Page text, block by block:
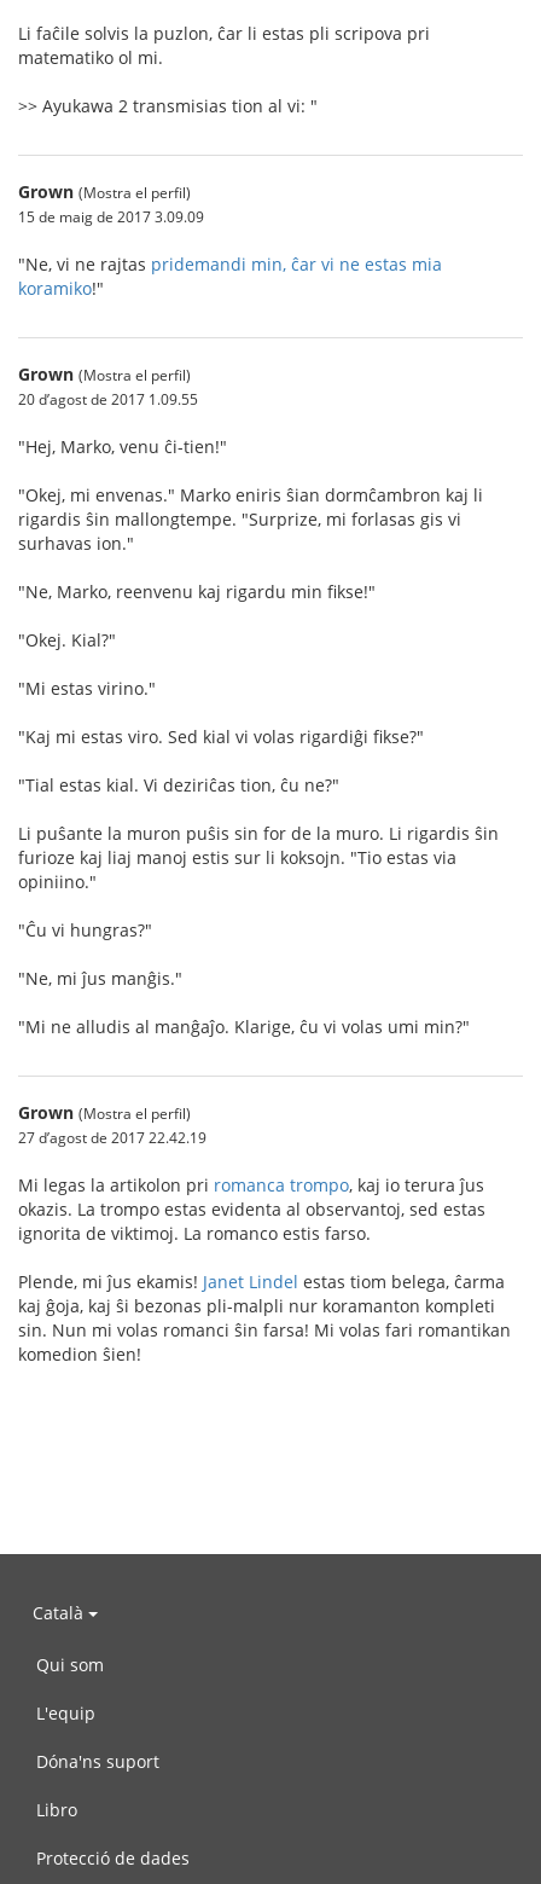
Li faĉile solvis la puzlon, ĉar li estas pli scripova pri
matematiko ol mi.
>> Ayukawa 2 transmisias tion al vi: "
Grown (Mostra el perfil)
15 de maig de 2017 3.09.09
"Ne, vi ne rajtas pridemandi min, ĉar vi ne estas mia
koramiko!"
Grown (Mostra el perfil)
20 d’agost de 2017 1.09.55
"Hej, Marko, venu ĉi-tien!"
"Okej, mi envenas." Marko eniris ŝian dormĉambron kaj li
rigardis ŝin mallongtempe. "Surprize, mi forlasas gis vi
surhavas ion."
"Ne, Marko, reenvenu kaj rigardu min fikse!"
"Okej. Kial?"
"Mi estas virino."
"Kaj mi estas viro. Sed kial vi volas rigardiĝi fikse?"
"Tial estas kial. Vi deziriĉas tion, ĉu ne?"
Li puŝante la muron puŝis sin for de la muro. Li rigardis ŝin
furioze kaj liaj manoj estis sur li koksojn. "Tio estas via
opiniino."
"Ĉu vi hungras?"
"Ne, mi ĵus manĝis."
"Mi ne alludis al manĝaĵo. Klarige, ĉu vi volas umi min?"
Grown (Mostra el perfil)
27 d’agost de 2017 22.42.19
Mi legas la artikolon pri romanca trompo, kaj io terura ĵus
okazis. La trompo estas evidenta al observantoj, sed estas
ignorita de viktimoj. La romanco estis farso.
Plende, mi ĵus ekamis! Janet Lindel estas tiom belega, ĉarma
kaj ĝoja, kaj ŝi bezonas pli-malpli nur koramanton kompleti
sin. Nun mi volas romanci ŝin farsa! Mi volas fari romantikan
komedion ŝien!
Català
Qui som
L'equip
Dóna'ns suport
Libro
Protecció de dades